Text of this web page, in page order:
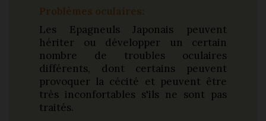
Problèmes oculaires:
Les Epagneuls Japonais peuvent
hériter ou développer un certain
nombre de troubles oculaires
différents, dont certains peuvent
provoquer la cécité et peuvent être
très inconfortables s'ils ne sont pas
traités.